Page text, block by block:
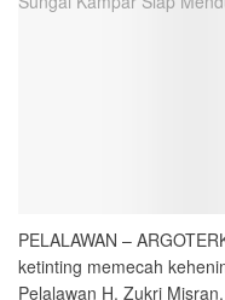
PELALAWAN –
ketinting memecah
Pelalawan H. Zukri